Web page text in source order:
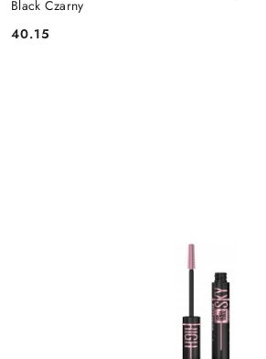
Black Czarny
Cena:
40.15